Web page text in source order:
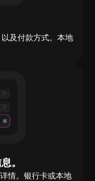
及付款方式。本地
。
情。银行卡或本地